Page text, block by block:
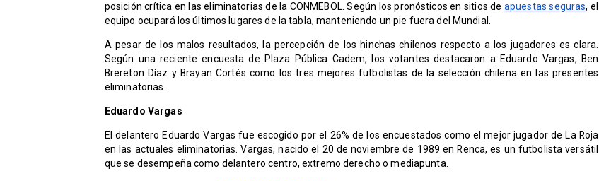
posición crítica en las eliminatorias de la CONMEBOL. Según los pronósticos en sitios de apuestas seguras, el
equipo ocupará los últimos lugares de la tabla, manteniendo un pie fuera del Mundial.
A pesar de los malos resultados, la percepción de los hinchas chilenos respecto a los jugadores es clara.
Según una reciente encuesta de Plaza Pública Cadem, los votantes destacaron a Eduardo Vargas, Ben
Brereton Díaz y Brayan Cortés como los tres mejores futbolistas de la selección chilena en las presentes
eliminatorias.
Eduardo Vargas
El delantero Eduardo Vargas fue escogido por el 26% de los encuestados como el mejor jugador de La Roja
en las actuales eliminatorias. Vargas, nacido el 20 de noviembre de 1989 en Renca, es un futbolista versátil
que se desempeña como delantero centro, extremo derecho o mediapunta.